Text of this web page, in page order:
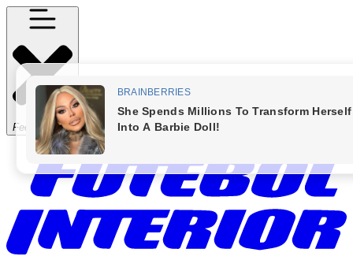
Fechar Menu